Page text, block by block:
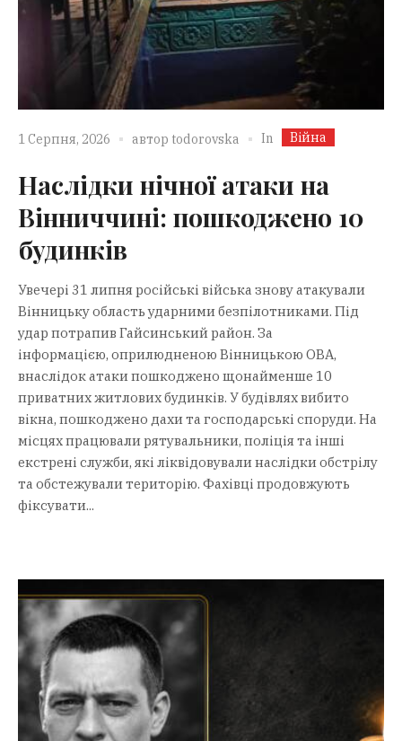
1 Серпня, 2026 автор todorovska In Війна
Наслідки нічної атаки на
Вінниччині: пошкоджено 10
будинків
Увечері 31 липня російські війська знову атакували
Вінницьку область ударними безпілотниками. Під
удар потрапив Гайсинський район. За
інформацією, оприлюдненою Вінницькою ОВА,
внаслідок атаки пошкоджено щонайменше 10
приватних житлових будинків. У будівлях вибито
вікна, пошкоджено дахи та господарські споруди. На
місцях працювали рятувальники, поліція та інші
екстрені служби, які ліквідовували наслідки обстрілу
та обстежували територію. Фахівці продовжують
фіксувати...